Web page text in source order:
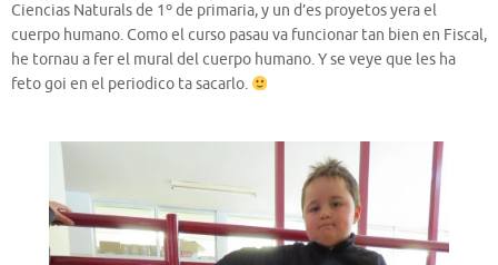
Ciencias Naturals de 1º de primaria, y un d’es proyetos yera el
cuerpo humano. Como el curso pasau va funcionar tan bien en Fiscal,
he tornau a fer el mural del cuerpo humano. Y se veye que les ha
feto goi en el periodico ta sacarlo.